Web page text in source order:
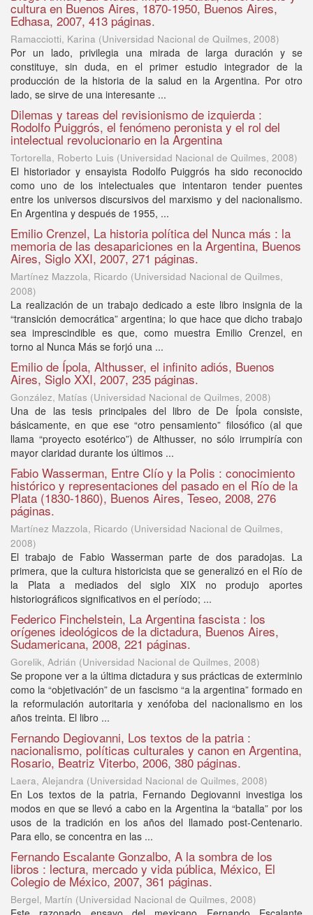
cultura en Buenos Aires, 1870-1950, Buenos Aires,
Edhasa, 2007, 413 páginas.
Ramacciotti, Karina (Universidad Nacional de Quilmes, 2008)
Por un lado, privilegia una mirada de larga duración y se
constituye, sin duda, en el primer estudio integrador de la
producción de la historia de la salud en la Argentina. Por otro
lado, se sirve de una interesante ...
Dilemas y tareas del revisionismo de izquierda :
Rodolfo Puiggrós, el fenómeno peronista y el rol del
intelectual revolucionario en la Argentina
Tortorella, Roberto Luis (Universidad Nacional de Quilmes, 2008)
El historiador y ensayista Rodolfo Puiggrós ha sido reconocido
como uno de los intelectuales que intentaron tender puentes
entre los universos discursivos del marxismo y del nacionalismo.
En Argentina y después de 1955, ...
Emilio Crenzel, La historia política del Nunca más : la
memoria de las desapariciones en la Argentina, Buenos
Aires, Siglo XXI, 2007, 271 páginas.
Martínez Mazzola, Ricardo (Universidad Nacional de Quilmes,
2008)
La realización de un trabajo dedicado a este libro insignia de la
“transición democrática” argentina; lo que hace que dicho trabajo
sea imprescindible es que, como muestra Emilio Crenzel, en
torno al Nunca Más se forjó una ...
Emilio de Ípola, Althusser, el infinito adiós, Buenos
Aires, Siglo XXI, 2007, 235 páginas.
González, Matías (Universidad Nacional de Quilmes, 2008)
Una de las tesis principales del libro de De Ípola consiste,
básicamente, en que ese “otro pensamiento” filosófico (al que
llama “proyecto esotérico”) de Althusser, no sólo irrumpiría con
mayor claridad durante los últimos ...
Fabio Wasserman, Entre Clío y la Polis : conocimiento
histórico y representaciones del pasado en el Río de la
Plata (1830-1860), Buenos Aires, Teseo, 2008, 276
páginas.
Martínez Mazzola, Ricardo (Universidad Nacional de Quilmes,
2008)
El trabajo de Fabio Wasserman parte de dos paradojas. La
primera, que la cultura historicista que se generalizó en el Río de
la Plata a mediados del siglo XIX no produjo aportes
historiográficos significativos en el período; ...
Federico Finchelstein, La Argentina fascista : los
orígenes ideológicos de la dictadura, Buenos Aires,
Sudamericana, 2008, 221 páginas.
Gorelik, Adrián (Universidad Nacional de Quilmes, 2008)
Se propone ver a la última dictadura y sus prácticas de exterminio
como la “objetivación” de un fascismo “a la argentina” formado en
la reformulación autoritaria y xenófoba del nacionalismo en los
años treinta. El libro ...
Fernando Degiovanni, Los textos de la patria :
nacionalismo, políticas culturales y canon en Argentina,
Rosario, Beatriz Viterbo, 2006, 380 páginas.
Laera, Alejandra (Universidad Nacional de Quilmes, 2008)
En Los textos de la patria, Fernando Degiovanni investiga los
modos en que se llevó a cabo en la Argentina la “batalla” por los
usos de la tradición en los años del llamado post-Centenario.
Para ello, se concentra en las ...
Fernando Escalante Gonzalbo, A la sombra de los
libros : lectura, mercado y vida pública, México, El
Colegio de México, 2007, 361 páginas.
Bergel, Martín (Universidad Nacional de Quilmes, 2008)